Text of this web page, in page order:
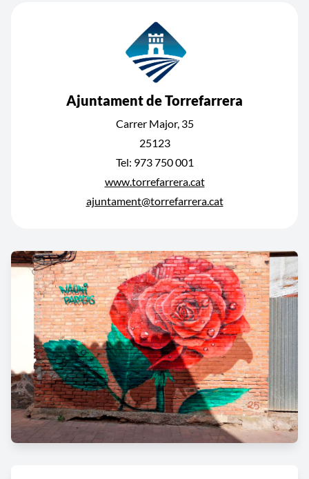
Ajuntament de Torrefarrera
Carrer Major, 35
25123
Tel: 973 750 001
www.torrefarrera.cat
ajuntament@torrefarrera.cat